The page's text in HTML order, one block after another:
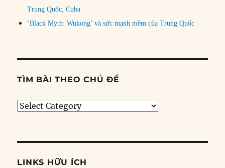
Trung Quốc, Cuba
‘Black Myth: Wukong’ và sức mạnh mềm của Trung Quốc
TÌM BÀI THEO CHỦ ĐỀ
Tìm
đề
LINKS HỮU ÍCH